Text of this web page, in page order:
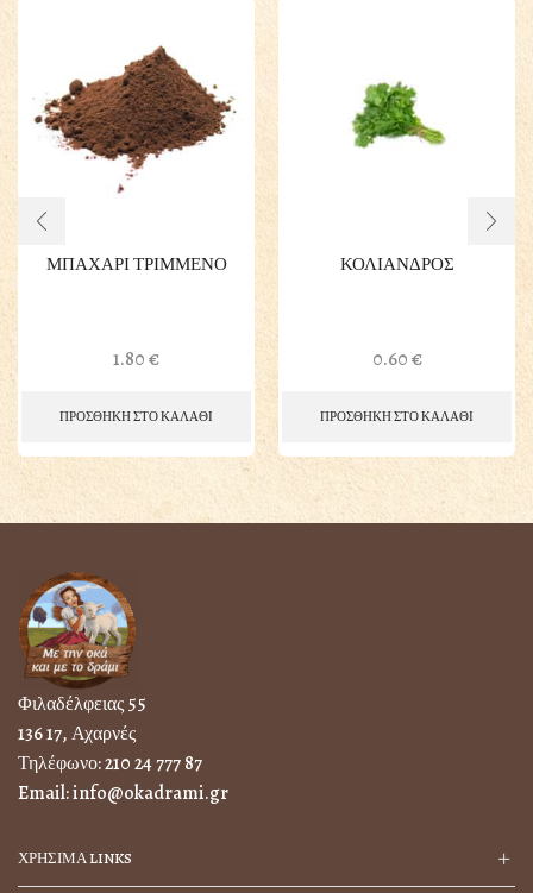
ΜΠΑΧΑΡΙ ΤΡΙΜΜΕΝΟ
1.80€
ΠΡΟΣΘΗΚΗ ΣΤΟ ΚΑΛΑΘΙ
ΚΟΛΙΑΝΔΡΟΣ
0.60€
ΠΡΟΣΘΗΚΗ ΣΤΟ ΚΑΛΑΘΙ
Φιλαδέλφειας 55
136 17, Αχαρνές
Τηλέφωνο:210 24 777 87
Email:info@okadrami.gr
ΧΡΗΣΙΜΑ LINKS